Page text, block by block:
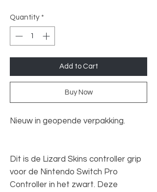
Quantity *
Add to Cart
Buy Now
Nieuw in geopende verpakking.
Dit is de Lizard Skins controller grip
voor de Nintendo Switch Pro
Controller in het zwart. Deze